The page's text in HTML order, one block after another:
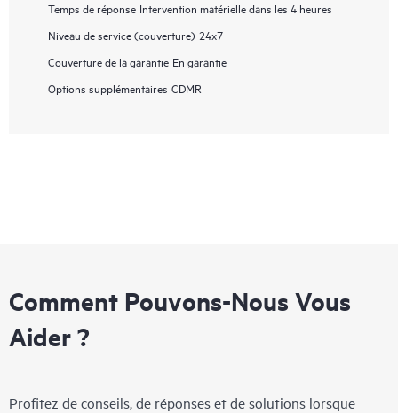
Temps de réponse Intervention matérielle dans les 4 heures
Niveau de service (couverture) 24x7
Couverture de la garantie En garantie
Options supplémentaires CDMR
Comment Pouvons-Nous Vous
Aider ?
Profitez de conseils, de réponses et de solutions lorsque